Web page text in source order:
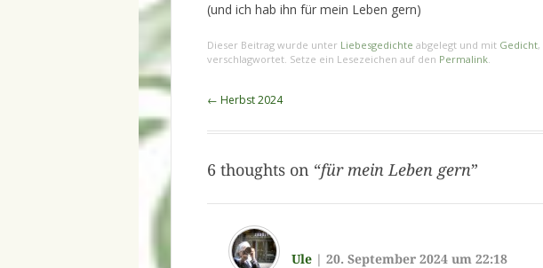
(und ich hab ihn für mein Leben gern)
Dieser Beitrag wurde unter Liebesgedichte abgelegt und mit Gedicht,
verschlagwortet. Setze ein Lesezeichen auf den Permalink.
Beitragsnavigation
← Herbst 2024
6 thoughts on “für mein Leben gern”
Ule |20. September 2024 um 22:18